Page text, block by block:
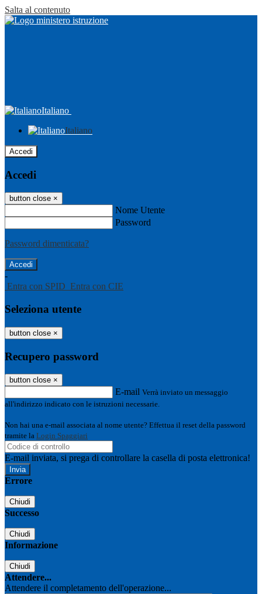
Salta al contenuto
Italiano
Italiano
Accedi
Accedi
button close ×
Nome Utente
Password
Password dimenticata?
-
Entra con SPID Entra con CIE
Seleziona utente
button close ×
Recupero password
button close ×
E-mail Verrà inviato un messaggio
all'indirizzo indicato con le istruzioni necessarie.
Non hai una e-mail associata al nome utente? Effettua il reset della password
tramite la Login Spaggiari
E-mail inviata, si prega di controllare la casella di posta elettronica!
Errore
Chiudi
Successo
Chiudi
Informazione
Chiudi
Attendere...
Attendere il completamento dell'operazione...